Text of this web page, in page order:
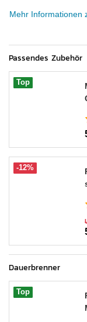
Mehr Informationen
Passendes Zubehör
Top
-12%
Dauerbrenner
Top